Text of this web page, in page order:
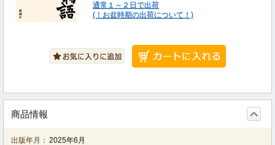
通常１～２日で出荷
(！お盆時期の出荷について！)
商品情報
出版年月： 2025年6月